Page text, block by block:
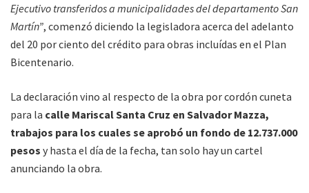
Ejecutivo transferidos a municipalidades del departamento San
Martín”, comenzó diciendo la legisladora acerca del adelanto
del 20 por ciento del crédito para obras incluídas en el Plan
Bicentenario.
La declaración vino al respecto de la obra por cordón cuneta
para la calle Mariscal Santa Cruz en Salvador Mazza,
trabajos para los cuales se aprobó un fondo de 12.737.000
pesos y hasta el día de la fecha, tan solo hay un cartel
anunciando la obra.